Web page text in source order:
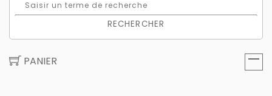
RECHERCHER
PANIER